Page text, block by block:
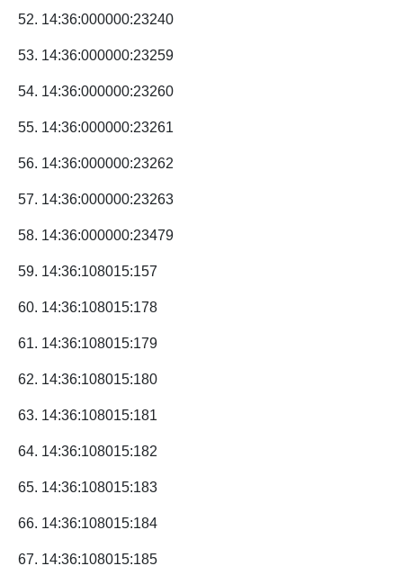
52. 14:36:000000:23240
53. 14:36:000000:23259
54. 14:36:000000:23260
55. 14:36:000000:23261
56. 14:36:000000:23262
57. 14:36:000000:23263
58. 14:36:000000:23479
59. 14:36:108015:157
60. 14:36:108015:178
61. 14:36:108015:179
62. 14:36:108015:180
63. 14:36:108015:181
64. 14:36:108015:182
65. 14:36:108015:183
66. 14:36:108015:184
67. 14:36:108015:185